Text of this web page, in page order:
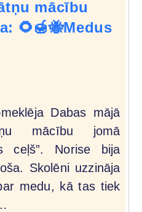
mācību
🌻🍯🐝Medus
Dabas mājā
mācību jomā
ceļš”. Norise bija
Skolēni uzzināja
medu, kā tas tiek